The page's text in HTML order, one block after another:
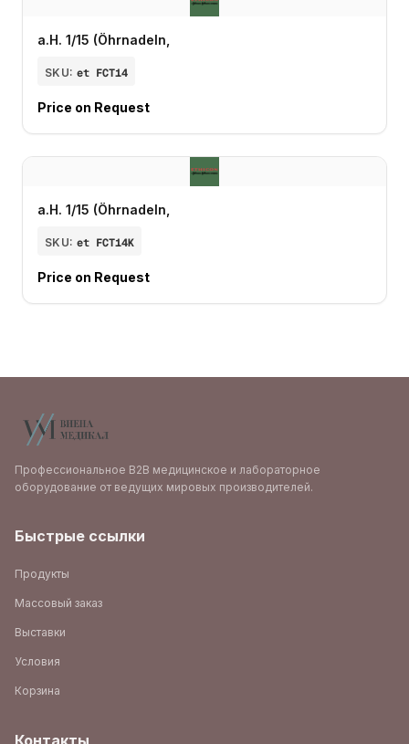
a.H. 1/15 (Öhrnadeln,
SKU: et FCT14
Price on Request
a.H. 1/15 (Öhrnadeln,
SKU: et FCT14K
Price on Request
Профессиональное B2B медицинское и лабораторное
оборудование от ведущих мировых производителей.
Быстрые ссылки
Продукты
Массовый заказ
Выставки
Условия
Корзина
Контакты